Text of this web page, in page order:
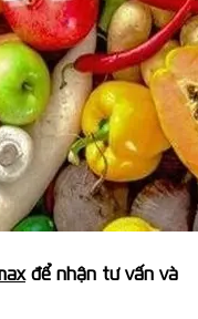
để nhận tư vấn và